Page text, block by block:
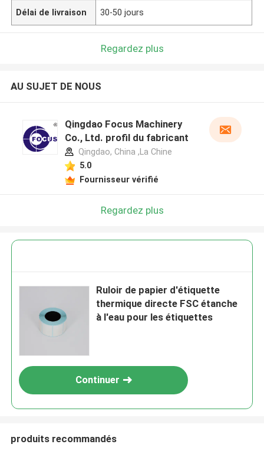
Nous vous rappellerons bientôt!
SOUMETTRE
Délai de livraison 30-50 jours
Regardez plus
AU SUJET DE NOUS
Qingdao Focus Machinery
Co., Ltd. profil du fabricant
Qingdao, China ,La Chine
5.0
Fournisseur vérifié
Regardez plus
Ruloir de papier d'étiquette
thermique directe FSC étanche
à l'eau pour les étiquettes
Continuer
produits recommandés